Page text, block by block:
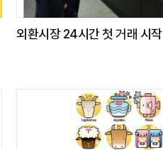
외환시장 24시간 첫 거래 시작